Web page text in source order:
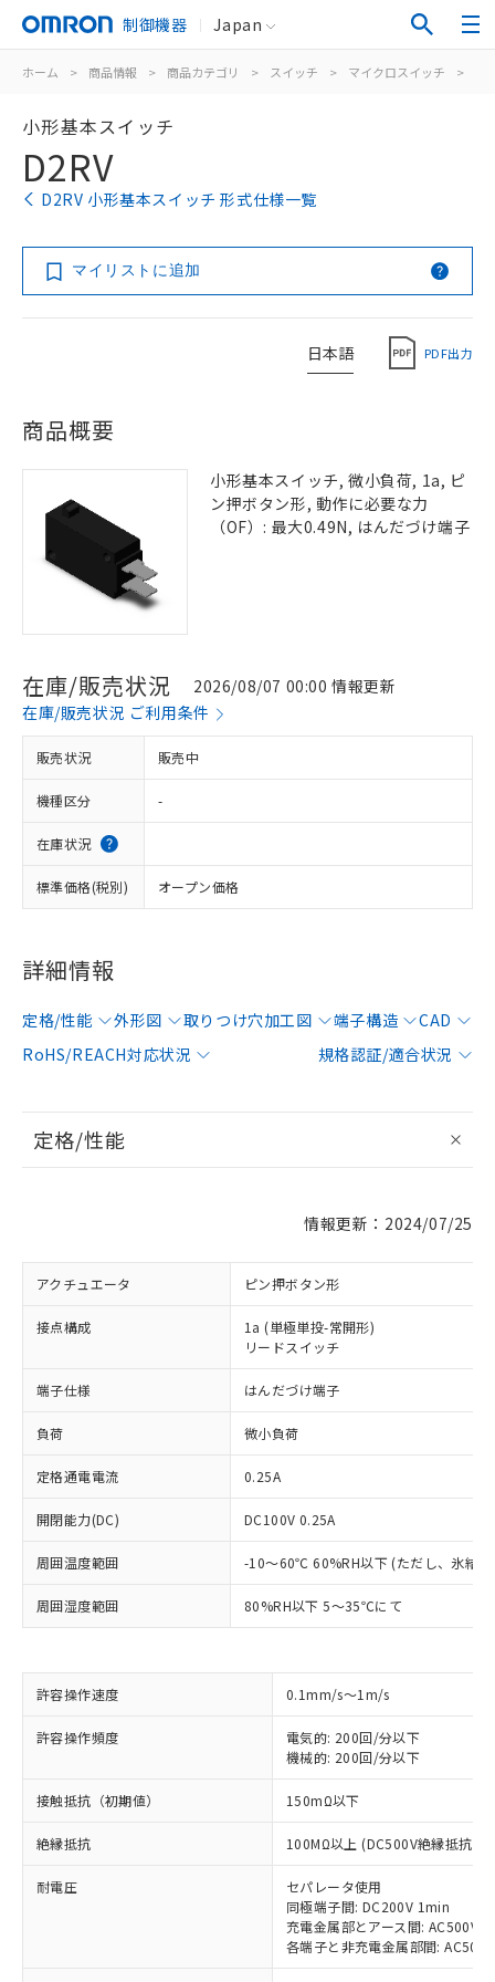
制御機器 Japan
ホーム > 商品情報 > 商品カテゴリ > スイッチ > マイクロスイッチ >
小形基本スイッチ
D2RV
D2RV 小形基本スイッチ 形式仕様一覧
マイリストに追加
日本語 PDF出力
商品概要
小形基本スイッチ, 微小負荷, 1a, ピ
ン押ボタン形, 動作に必要な力
（OF）: 最大0.49N, はんだづけ端子
在庫/販売状況
2026/08/07 00:00 情報更新
在庫/販売状況 ご利用条件
販売状況 販売中
機種区分 -
在庫状況
標準価格(税別) オープン価格
詳細情報
定格/性能 外形図 取りつけ穴加工図 端子構造
CAD
RoHS/REACH対応状況
規格認証/適合状況
定格/性能
情報更新：2024/07/25
アクチュエータ ピン押ボタン形
接点構成
1a (単極単投-常開形)
リードスイッチ
端子仕様 はんだづけ端子
負荷 微小負荷
定格通電電流 0.25A
開閉能力(DC) DC100V 0.25A
周囲温度範囲 -10～60℃ 60%RH以下 (ただし、氷結
周囲湿度範囲 80%RH以下 5～35℃にて
許容操作速度 0.1mm/s～1m/s
許容操作頻度
電気的: 200回/分以下
機械的: 200回/分以下
接触抵抗（初期値） 150mΩ以下
絶縁抵抗 100MΩ以上 (DC500V絶縁抵抗計
耐電圧
セパレータ使用
同極端子間: DC200V 1min
充電金属部とアース間: AC500V
各端子と非充電金属部間:
対応済み：EU RoHS指令（10物質）の
非含有に対応した製品が提供可能な商品で
対応予定：EU RoHS指令（10物質）の非含
有に対応した製品に切り替える予定のある
対応予定なし：EU RoHS指令（10物質）の